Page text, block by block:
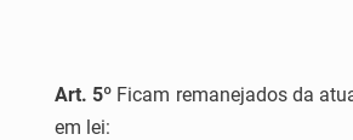
Art. 5º Ficam remanejados da
em lei: